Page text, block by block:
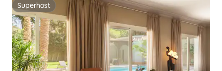
Superhost
Superhost